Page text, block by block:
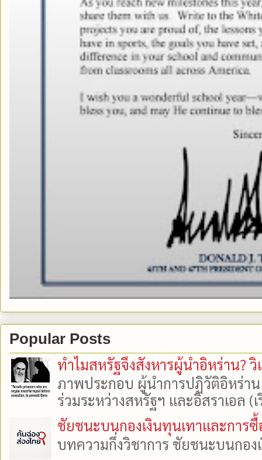
Popular Posts
ทำไมสหรัฐจึงสังหารผู้นำอิหร่าน? วิ
ภาพประกอบ ผู้นำการปฏิวัติอิหร่า
ร่วมระหว่างสหรัฐฯ และอิสราเอล
ชัยชนะบนกองเงินทุนเทาและการซื้
บทความกึ่งวิชาการ ชัยชนะบนกอง